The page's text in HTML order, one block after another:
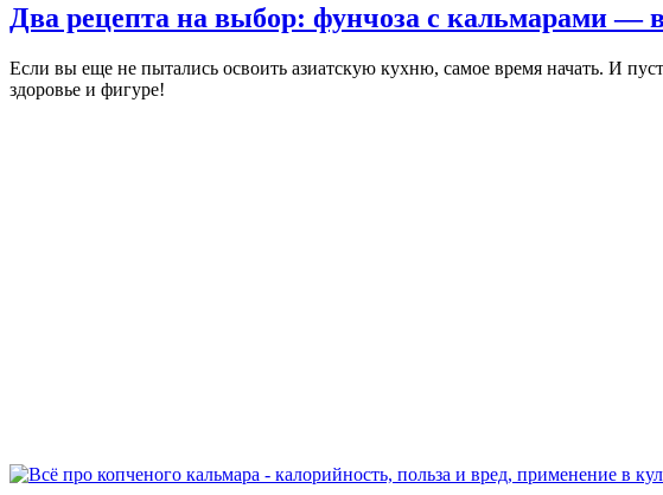
Два рецепта на выбор: фунчоза с кальмарами —
Если вы еще не пытались освоить азиатскую кухню, самое время начать. И
здоровье и фигуре!